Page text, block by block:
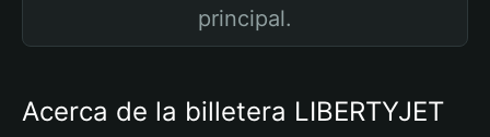
principal.
Acerca de la billetera LIBERTYJET